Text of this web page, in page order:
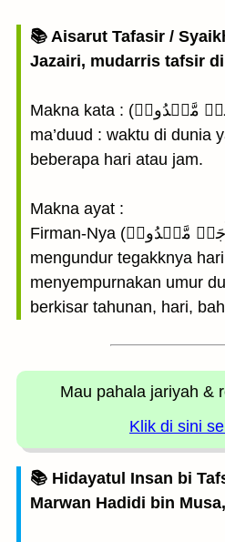
📚 Aisarut Tafasir /
Jazairi, mudarris tafsir
Makna kata : (لِأَجَلٖ مَّعۡدُودٖ) illaa liajalim
ma’duud : waktu di dunia
beberapa hari atau jam.
Makna ayat :
Firman-Nya (وَمَا نُؤَخِّرُهُۥٓ إِلَّا لِأَجَلٖ مَّعۡدُودٖ) Kami
mengundur tegakknya
menyempurnakan umur
berkisar tahunan, hari,
Mau pahala jariyah &
Klik di sini
📚 Hidayatul Insan bi
Marwan Hadidi bin